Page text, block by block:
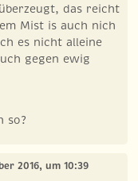
das reicht
Mist is auch nich
es nicht alleine
gegen ewig
so?
2016, um 10:39